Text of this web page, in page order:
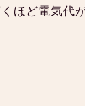
ほど電気代